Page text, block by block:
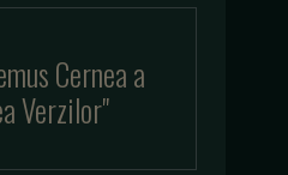
Cernea a
Verzilor"